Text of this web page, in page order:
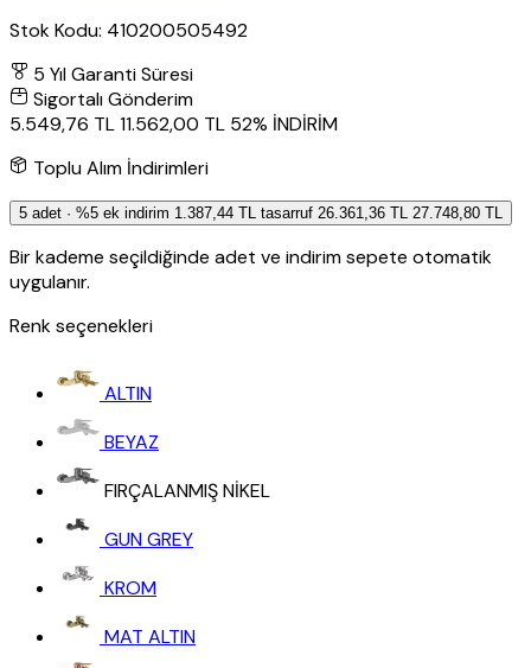
Stok Kodu: 410200505492
5 Yıl Garanti Süresi
Sigortalı Gönderim
5.549,76 TL11.562,00 TL 52% İNDİRİM
Toplu Alım İndirimleri
5 adet · %5 ek indirim 1.387,44 TL tasarruf 26.361,36 TL 27.748,80 TL
Bir kademe seçildiğinde adet ve indirim sepete otomatik
uygulanır.
Renk seçenekleri
ALTIN
BEYAZ
FIRÇALANMIŞ NİKEL
GUN GREY
KROM
MAT ALTIN